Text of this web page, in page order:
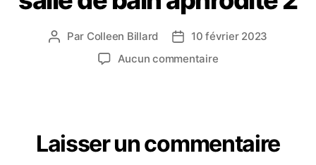
Par Colleen Billard
10 février 2023
Aucun commentaire
Laisser un commentaire